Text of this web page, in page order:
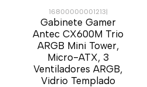
-23%
16800000001213|
Gabinete Gamer
Antec CX600M Trio
ARGB Mini Tower,
Micro-ATX, 3
Ventiladores ARGB,
Vidrio Templado